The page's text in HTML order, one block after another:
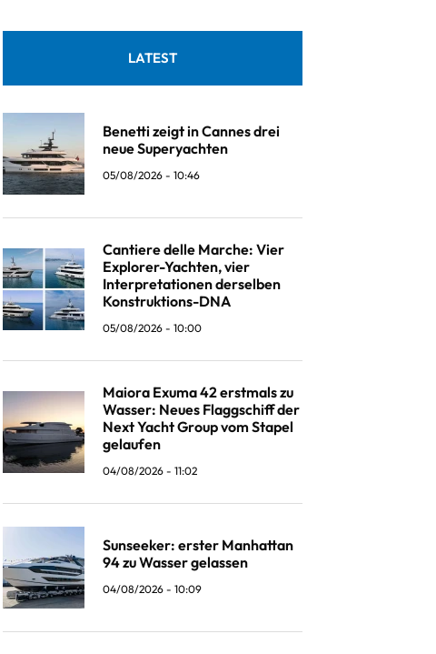
LATEST
Benetti zeigt in Cannes drei
neue Superyachten
05/08/2026 - 10:46
Cantiere delle Marche: Vier
Explorer-Yachten, vier
Interpretationen derselben
Konstruktions-DNA
05/08/2026 - 10:00
Maiora Exuma 42 erstmals zu
Wasser: Neues Flaggschiff der
Next Yacht Group vom Stapel
gelaufen
04/08/2026 - 11:02
Sunseeker: erster Manhattan
94 zu Wasser gelassen
04/08/2026 - 10:09